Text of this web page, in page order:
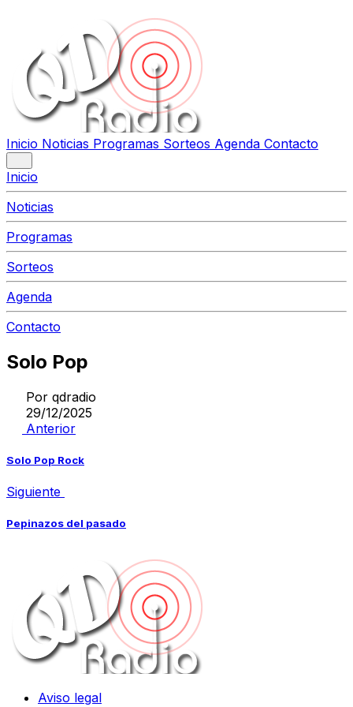
Inicio Noticias Programas Sorteos Agenda Contacto
Inicio
Noticias
Programas
Sorteos
Agenda
Contacto
Solo Pop
Por qdradio
29/12/2025
Anterior
Solo Pop Rock
Siguiente
Pepinazos del pasado
Aviso legal